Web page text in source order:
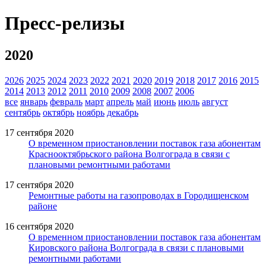
Пресс-релизы
2020
2026 2025 2024 2023 2022 2021 2020 2019 2018 2017 2016 2015
2014 2013 2012 2011 2010 2009 2008 2007 2006
все январь февраль март апрель май июнь июль август
сентябрь октябрь ноябрь декабрь
17 сентября 2020
О временном приостановлении поставок газа абонентам
Краснооктябрьского района Волгограда в связи с
плановыми ремонтными работами
17 сентября 2020
Ремонтные работы на газопроводах в Городищенском
районе
16 сентября 2020
О временном приостановлении поставок газа абонентам
Кировского района Волгограда в связи с плановыми
ремонтными работами